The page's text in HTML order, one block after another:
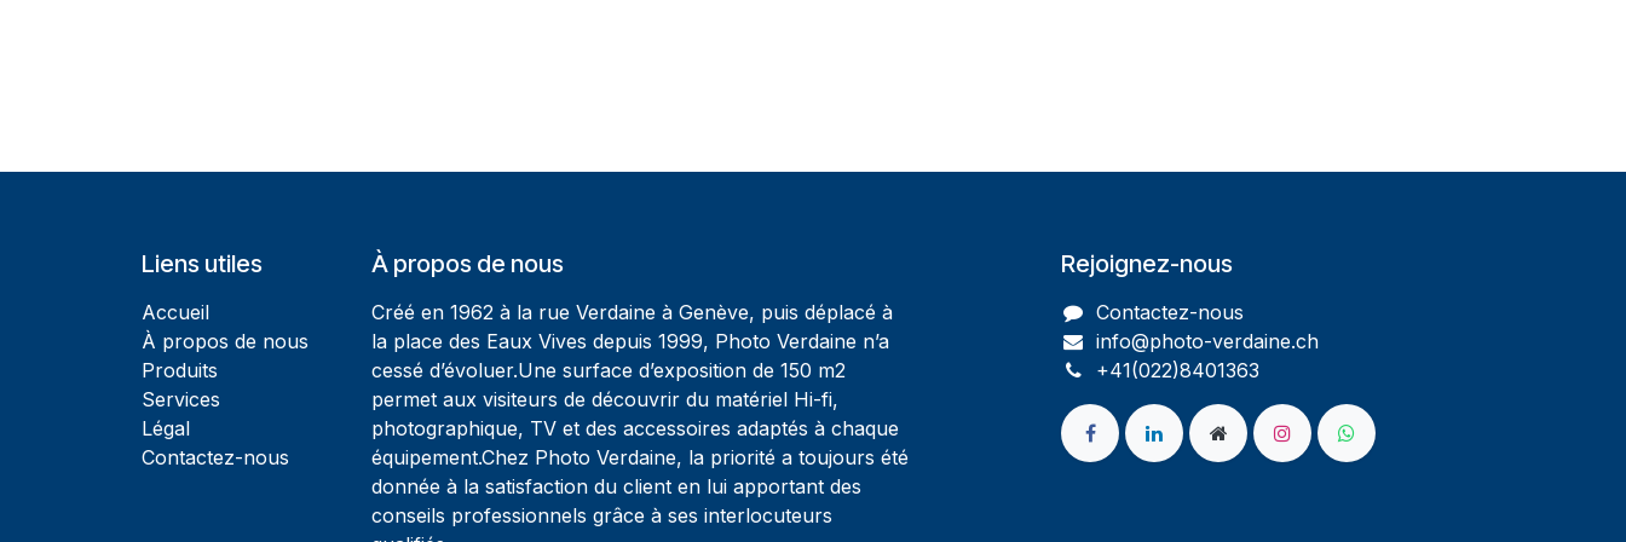
Liens utiles
Accueil
À propos de nous
Produits
Services
Légal
Contactez-nous
À propos de nous
Créé en 1962 à la rue Verdaine à Genève, puis déplacé à
la place des Eaux Vives depuis 1999, Photo Verdaine n’a
cessé d’évoluer.Une surface d’exposition de 150 m2
permet aux visiteurs de découvrir du matériel Hi-fi,
photographique, TV et des accessoires adaptés à chaque
équipement.Chez Photo Verdaine, la priorité a toujours été
donnée à la satisfaction du client en lui apportant des
conseils professionnels grâce à ses interlocuteurs
Rejoignez-nous
Contactez-nous
info@photo-verdaine.ch​
​​+41(022)8401363